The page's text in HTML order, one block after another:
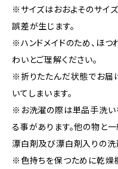
※サイズはおおよそのサイ
誤差が生じます。
※ハンドメイドのため、ほつ
わいとご理解ください。
※折りたたんだ状態でお届
いてしまいます。
※お洗濯の際は単品手洗い
る事があります。他の物と
漂白剤及び漂白剤入りの洗
※色持ちを保つために乾燥